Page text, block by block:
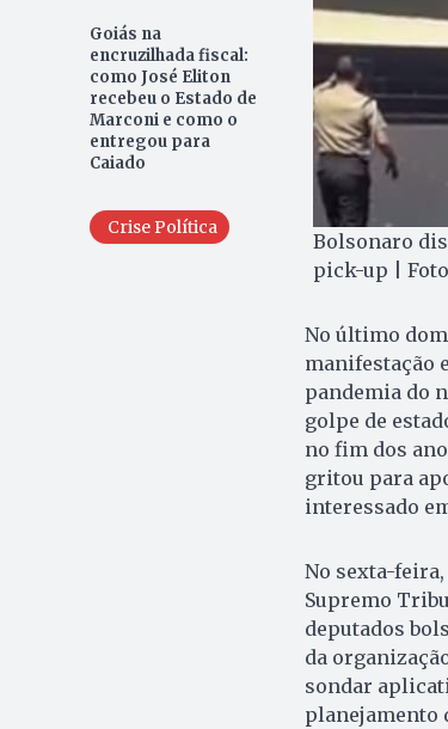
Goiás na
encruzilhada fiscal:
como José Eliton
recebeu o Estado de
Marconi e como o
entregou para
Caiado
Crise Política
Bolsonaro
pick-up |
No último
manifestação
pandemia do
golpe de
no fim dos
gritou para
interessado
No sexta-feira,
Supremo
deputados
da
sondar
planejamento